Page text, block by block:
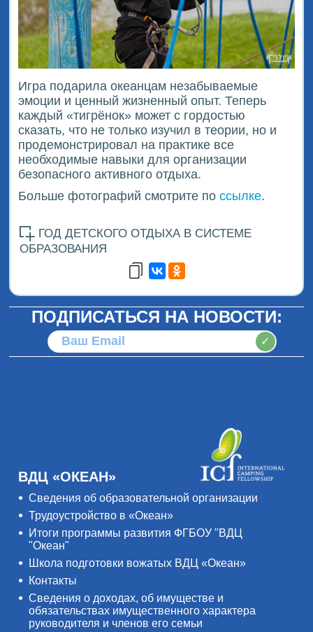
Игра подарила океанцам незабываемые
эмоции и ценный жизненный опыт. Теперь
каждый «тигрёнок» может с гордостью
сказать, что не только изучил в теории, но и
продемонстрировал на практике все
необходимые навыки для организации
безопасного активного отдыха.
Больше фотографий смотрите поссылке.
ГОД ДЕТСКОГО ОТДЫХА В СИСТЕМЕ
ОБРАЗОВАНИЯ
ПОДПИСАТЬСЯ НА НОВОСТИ:
✓
ВДЦ «ОКЕАН»
Сведения об образовательной организации
Трудоустройство в «Океан»
Итоги программы развития ФГБОУ "ВДЦ
"Океан"
Школа подготовки вожатых ВДЦ «Океан»
Контакты
Сведения о доходах, об имуществе и
обязательствах имущественного характера
руководителя и членов его семьи